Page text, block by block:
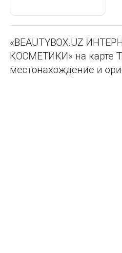
«BEAUTYBOX.UZ
КОСМЕТИКИ» на карте
местонахождение и